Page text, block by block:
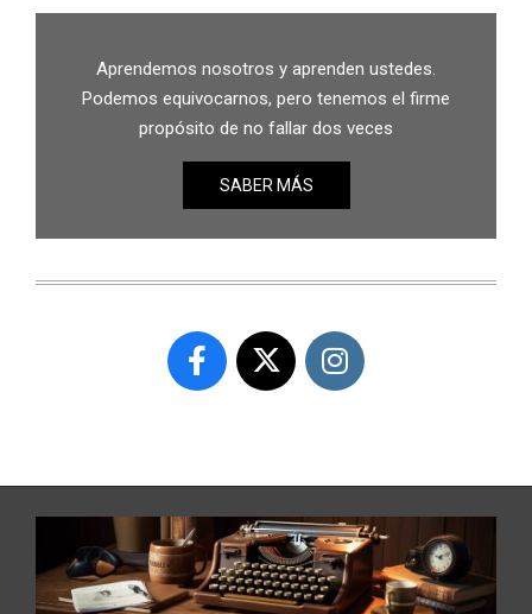
Aprendemos nosotros y aprenden ustedes.
Podemos equivocarnos, pero tenemos el firme
propósito de no fallar dos veces
SABER MÁS